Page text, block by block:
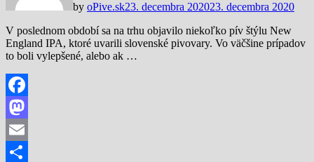
by oPive.sk23. decembra 202023. decembra 2020
V poslednom období sa na trhu objavilo niekoľko pív štýlu New
England IPA, ktoré uvarili slovenské pivovary. Vo väčšine prípadov
to boli vylepšené, alebo ak …
Facebook
Mastodon
Email